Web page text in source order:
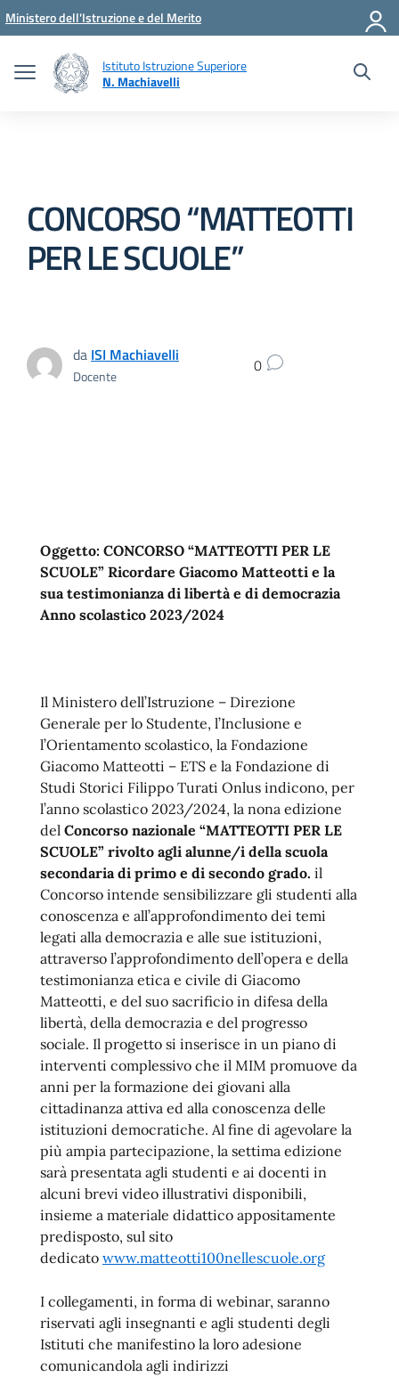
Vai ai contenuti
Vai al menu di navigazione
Vai al footer
Ministero dell'Istruzione e del Merito
Istituto Istruzione Superiore
N. Machiavelli
CONCORSO “MATTEOTTI
PER LE SCUOLE”
da ISI Machiavelli
Docente 0
Oggetto: CONCORSO “MATTEOTTI PER LE
SCUOLE” Ricordare Giacomo Matteotti e la
sua testimonianza di libertà e di democrazia
Anno scolastico 2023/2024
Il Ministero dell’Istruzione – Direzione
Generale per lo Studente, l’Inclusione e
l’Orientamento scolastico, la Fondazione
Giacomo Matteotti – ETS e la Fondazione di
Studi Storici Filippo Turati Onlus indicono, per
l’anno scolastico 2023/2024, la nona edizione
del Concorso nazionale “MATTEOTTI PER LE
SCUOLE” rivolto agli alunne/i della scuola
secondaria di primo e di secondo grado. il
Concorso intende sensibilizzare gli studenti alla
conoscenza e all’approfondimento dei temi
legati alla democrazia e alle sue istituzioni,
attraverso l’approfondimento dell’opera e della
testimonianza etica e civile di Giacomo
Matteotti, e del suo sacrificio in difesa della
libertà, della democrazia e del progresso
sociale. Il progetto si inserisce in un piano di
interventi complessivo che il MIM promuove da
anni per la formazione dei giovani alla
cittadinanza attiva ed alla conoscenza delle
istituzioni democratiche. Al fine di agevolare la
più ampia partecipazione, la settima edizione
sarà presentata agli studenti e ai docenti in
alcuni brevi video illustrativi disponibili,
insieme a materiale didattico appositamente
predisposto, sul sito
dedicato www.matteotti100nellescuole.org
I collegamenti, in forma di webinar, saranno
riservati agli insegnanti e agli studenti degli
Istituti che manifestino la loro adesione
comunicandola agli indirizzi